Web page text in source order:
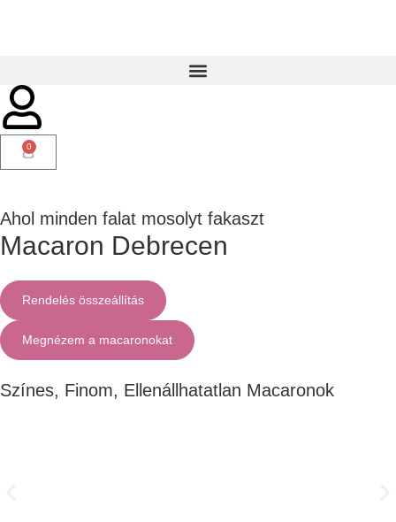
0
Ahol minden falat mosolyt fakaszt
Macaron Debrecen
Rendelés összeállítás
Megnézem a macaronokat
Színes, Finom, Ellenállhatatlan Macaronok